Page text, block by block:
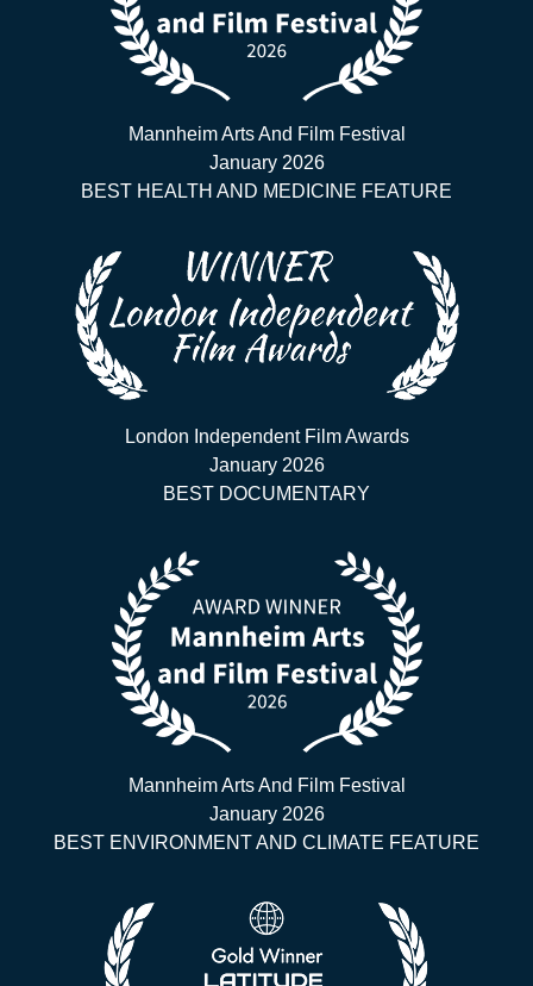
Mannheim Arts And Film Festival
January 2026
BEST HEALTH AND MEDICINE FEATURE
London Independent Film Awards
January 2026
BEST DOCUMENTARY
Mannheim Arts And Film Festival
January 2026
BEST ENVIRONMENT AND CLIMATE FEATURE